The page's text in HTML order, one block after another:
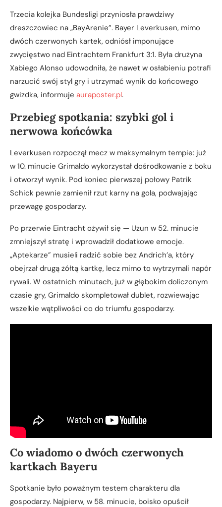
Trzecia kolejka Bundesligi przyniosła prawdziwy
dreszczowiec na „BayArenie”. Bayer Leverkusen, mimo
dwóch czerwonych kartek, odniósł imponujące
zwycięstwo nad Eintrachtem Frankfurt 3:1. Była drużyna
Xabiego Alonso udowodniła, że nawet w osłabieniu potrafi
narzucić swój styl gry i utrzymać wynik do końcowego
gwizdka, informuje auraposter.pl.
Przebieg spotkania: szybki gol i
nerwowa końcówka
Leverkusen rozpoczął mecz w maksymalnym tempie: już
w 10. minucie Grimaldo wykorzystał dośrodkowanie z boku
i otworzył wynik. Pod koniec pierwszej połowy Patrik
Schick pewnie zamienił rzut karny na gola, podwajając
przewagę gospodarzy.
Po przerwie Eintracht ożywił się — Uzun w 52. minucie
zmniejszył stratę i wprowadził dodatkowe emocje.
„Aptekarze” musieli radzić sobie bez Andrich’a, który
obejrzał drugą żółtą kartkę, lecz mimo to wytrzymali napór
rywali. W ostatnich minutach, już w głębokim doliczonym
czasie gry, Grimaldo skompletował dublet, rozwiewając
wszelkie wątpliwości co do triumfu gospodarzy.
Co wiadomo o dwóch czerwonych
kartkach Bayeru
Spotkanie było poważnym testem charakteru dla
gospodarzy. Najpierw, w 58. minucie, boisko opuścił